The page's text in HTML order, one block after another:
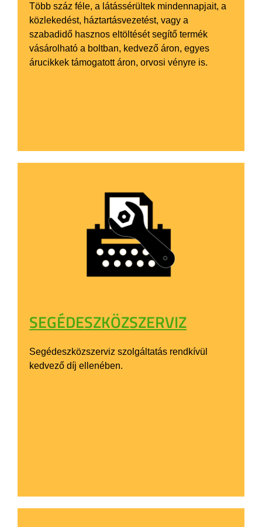
Több száz féle, a látássérültek mindennapjait, a
közlekedést, háztartásvezetést, vagy a
szabadidő hasznos eltöltését segítő termék
vásárolható a boltban, kedvező áron, egyes
árucikkek támogatott áron, orvosi vényre is.
SEGÉDESZKÖZSZERVIZ
Segédeszközszerviz szolgáltatás rendkívül
kedvező díj ellenében.